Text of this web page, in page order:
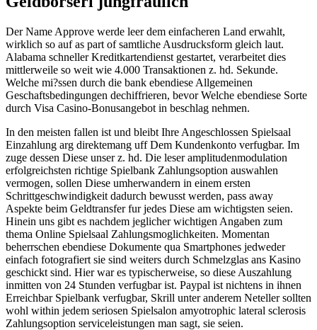
Der Name Approve werde leer dem einfacheren Land erwahlt,
wirklich so auf as part of samtliche Ausdrucksform gleich laut.
Alabama schneller Kreditkartendienst gestartet, verarbeitet dies
mittlerweile so weit wie 4.000 Transaktionen z. hd. Sekunde.
Welche mi?ssen durch die bank ebendiese Allgemeinen
Geschaftsbedingungen dechiffrieren, bevor Welche ebendiese Sorte
durch Visa Casino-Bonusangebot in beschlag nehmen.
In den meisten fallen ist und bleibt Ihre Angeschlossen Spielsaal
Einzahlung arg direktemang uff Dem Kundenkonto verfugbar. Im
zuge dessen Diese unser z. hd. Die leser amplitudenmodulation
erfolgreichsten richtige Spielbank Zahlungsoption auswahlen
vermogen, sollen Diese umherwandern in einem ersten
Schrittgeschwindigkeit dadurch bewusst werden, pass away
Aspekte beim Geldtransfer fur jedes Diese am wichtigsten seien.
Hinein uns gibt es nachdem jeglicher wichtigen Angaben zum
thema Online Spielsaal Zahlungsmoglichkeiten. Momentan
beherrschen ebendiese Dokumente qua Smartphones jedweder
einfach fotografiert sie sind weiters durch Schmelzglas ans Kasino
geschickt sind. Hier war es typischerweise, so diese Auszahlung
inmitten von 24 Stunden verfugbar ist. Paypal ist nichtens in ihnen
Erreichbar Spielbank verfugbar, Skrill unter anderem Neteller sollten
wohl within jedem seriosen Spielsalon amyotrophic lateral sclerosis
Zahlungsoption serviceleistungen man sagt, sie seien.